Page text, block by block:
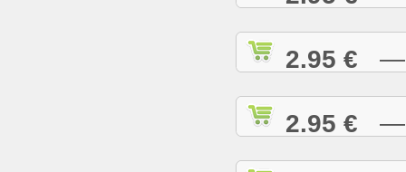
2.95 € —
2.95 € —